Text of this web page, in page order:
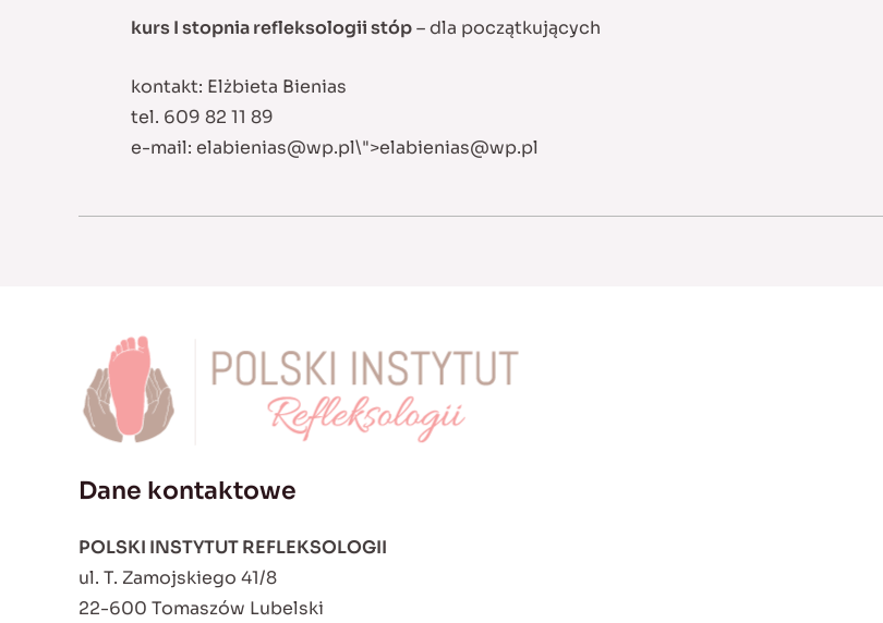
kurs I stopnia refleksologii stóp– dla początkujących
kontakt: Elżbieta Bienias
tel. 609 82 11 89
e-mail: elabienias@wp.pl\">elabienias@wp.pl
Dane kontaktowe
POLSKI INSTYTUT REFLEKSOLOGII
ul. T. Zamojskiego 41/8
22-600 Tomaszów Lubelski